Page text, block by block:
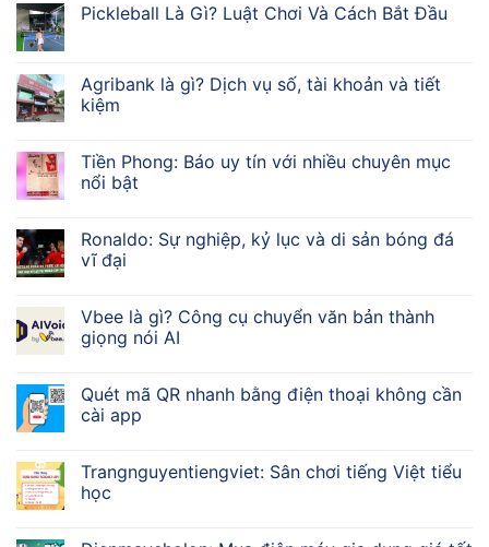
Pickleball Là Gì? Luật Chơi Và Cách Bắt Đầu
Agribank là gì? Dịch vụ số, tài khoản và tiết
kiệm
Tiền Phong: Báo uy tín với nhiều chuyên mục
nổi bật
Ronaldo: Sự nghiệp, kỷ lục và di sản bóng đá
vĩ đại
Vbee là gì? Công cụ chuyển văn bản thành
giọng nói AI
Quét mã QR nhanh bằng điện thoại không cần
cài app
Trangnguyentiengviet: Sân chơi tiếng Việt tiểu
học